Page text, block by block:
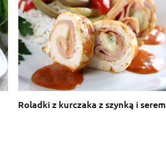
Roladki z kurczaka z szynką i serem